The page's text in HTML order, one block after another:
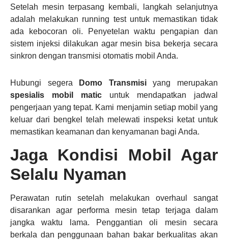
Setelah mesin terpasang kembali, langkah selanjutnya
adalah melakukan running test untuk memastikan tidak
ada kebocoran oli. Penyetelan waktu pengapian dan
sistem injeksi dilakukan agar mesin bisa bekerja secara
sinkron dengan transmisi otomatis mobil Anda.
Hubungi segera Domo Transmisiyang merupakan
spesialis mobil matic untuk mendapatkan jadwal
pengerjaan yang tepat. Kami menjamin setiap mobil yang
keluar dari bengkel telah melewati inspeksi ketat untuk
memastikan keamanan dan kenyamanan bagi Anda.
Jaga Kondisi Mobil Agar
Selalu Nyaman
Perawatan rutin setelah melakukan overhaul sangat
disarankan agar performa mesin tetap terjaga dalam
jangka waktu lama. Penggantian oli mesin secara
berkala dan penggunaan bahan bakar berkualitas akan